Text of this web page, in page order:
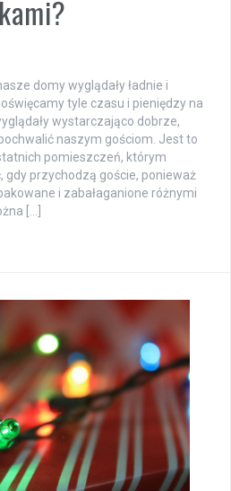
domy wyglądały ładnie i
tyle czasu i pieniędzy na
wystarczająco dobrze,
naszym gościom. Jest to
pomieszczeń, którym
gdy przychodzą goście, ponieważ
i zabałaganione różnymi
[…]